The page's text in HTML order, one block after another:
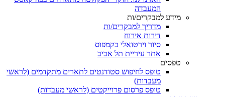
המעבדה
מידע למבקרים/ות
מדריך למבקרים/ות
דירות אירוח
סיור וירטואלי בקמפוס
אתר עיריית תל אביב
טפסים
טופס לחיפוש סטודנטים לתארים מתקדמים (לראשי
מעבדות)
טופס פרסום פרוייקטים (לראשי מעבדות)